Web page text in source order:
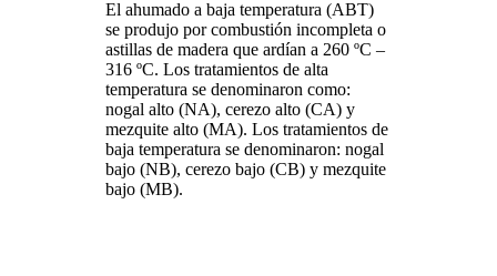
El ahumado a baja temperatura (ABT)
se produjo por combustión incompleta o
astillas de madera que ardían a 260 ºC –
316 ºC. Los tratamientos de alta
temperatura se denominaron como:
nogal alto (NA), cerezo alto (CA) y
mezquite alto (MA). Los tratamientos de
baja temperatura se denominaron: nogal
bajo (NB), cerezo bajo (CB) y mezquite
bajo (MB).